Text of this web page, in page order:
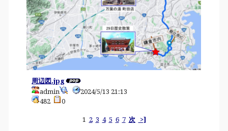
周辺図.jpg
admin
2024/5/13 21:13
482
0
1 2 3 4 5 6 7 次 >]